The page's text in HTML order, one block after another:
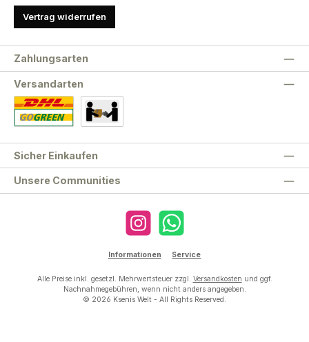
Vertrag widerrufen
Unsere Communities
Zahlungsarten
Versandarten
Sicher Einkaufen
Instagram WhatsApp
Informationen Service
Alle Preise inkl. gesetzl. Mehrwertsteuer zzgl. Versandkosten und ggf.
Nachnahmegebühren, wenn nicht anders angegeben.
© 2026 Ksenis Welt - All Rights Reserved.